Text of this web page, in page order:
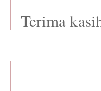
Terima